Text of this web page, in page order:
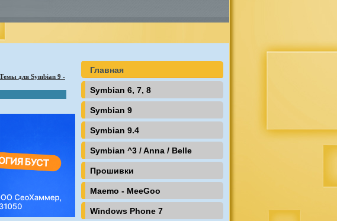
Темы для Symbian 9 -
Главная
Symbian 6, 7, 8
Symbian 9
Symbian 9.4
Symbian ^3 / Anna / Belle
Прошивки
Maemo - MeeGoo
Windows Phone 7